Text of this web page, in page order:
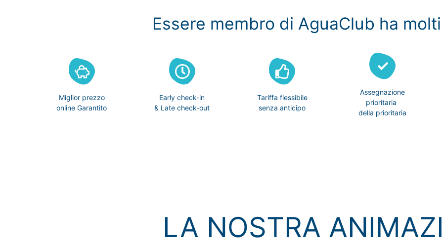
Essere membro di AguaClub ha
Miglior prezzo
online Garantito
Early check-in
& Late check-out
Tariffa flessibile
senza anticipo
Assegnazione
prioritaria
della prioritaria
LA NOSTRA